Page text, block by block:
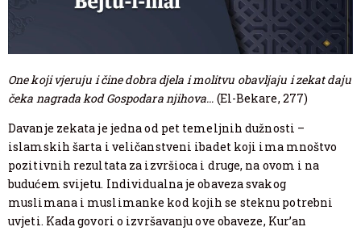
One koji vjeruju i čine dobra djela i molitvu obavljaju i zekat daju
čeka nagrada kod Gospodara njihova… (El-Bekare, 277)
Davanje zekata je jedna od pet temeljnih dužnosti –
islamskih šarta i veličanstveni ibadet koji ima mnoštvo
pozitivnih rezultata za izvršioca i druge, na ovom i na
budućem svijetu. Individualna je obaveza svakog
muslimana i muslimanke kod kojih se steknu potrebni
uvjeti. Kada govori o izvršavanju ove obaveze, Kur’an